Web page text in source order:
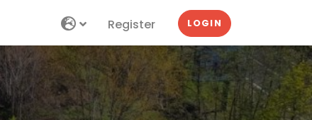
Register LOGIN